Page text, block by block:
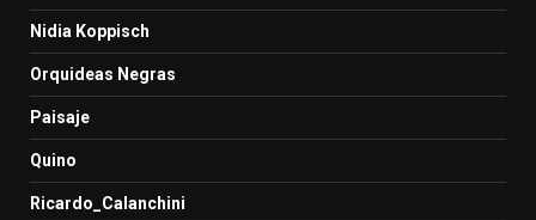
Nidia Koppisch
Orquideas Negras
Paisaje
Quino
Ricardo_Calanchini